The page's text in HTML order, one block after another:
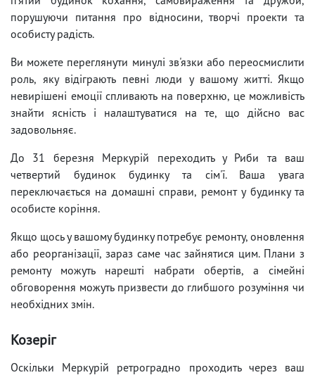
порушуючи питання про відносини, творчі проекти та
особисту радість.
Ви можете переглянути минулі зв'язки або переосмислити
роль, яку відіграють певні люди у вашому житті. Якщо
невирішені емоції спливають на поверхню, це можливість
знайти ясність і налаштуватися на те, що дійсно вас
задовольняє.
До 31 березня Меркурій переходить у Риби та ваш
четвертий будинок будинку та сім'ї. Ваша увага
переключається на домашні справи, ремонт у будинку та
особисте коріння.
Якщо щось у вашому будинку потребує ремонту, оновлення
або реорганізації, зараз саме час зайнятися цим. Плани з
ремонту можуть нарешті набрати обертів, а сімейні
обговорення можуть призвести до глибшого розуміння чи
необхідних змін.
Козеріг
Оскільки Меркурій ретроградно проходить через ваш